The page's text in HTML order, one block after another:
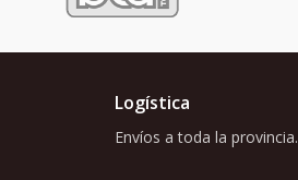
Logística
Envíos a toda la provincia.